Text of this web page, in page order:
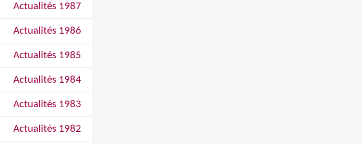
Actualités 1987
Actualités 1986
Actualités 1985
Actualités 1984
Actualités 1983
Actualités 1982